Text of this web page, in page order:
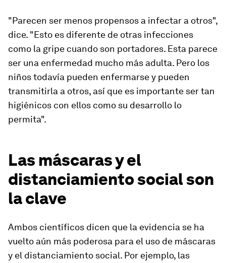
"Parecen ser menos propensos a infectar a otros",
dice. "Esto es diferente de otras infecciones
como la gripe cuando son portadores. Esta parece
ser una enfermedad mucho más adulta. Pero los
niños todavía pueden enfermarse y pueden
transmitirla a otros, así que es importante ser tan
higiénicos con ellos como su desarrollo lo
permita".
Las máscaras y el
distanciamiento social son
la clave
Ambos científicos dicen que la evidencia se ha
vuelto aún más poderosa para el uso de máscaras
y el distanciamiento social. Por ejemplo, las